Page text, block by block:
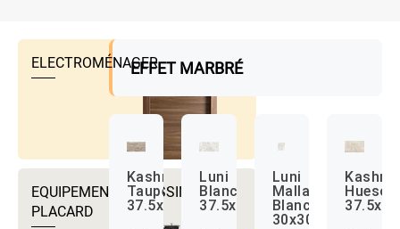
ELECTROMÉNAGER
EQUIPEMENTS DRESSING ET
PLACARD
EFFET MARBRÉ
Kashmir
Taupe
37.5x75
Luni
Blanc
37.5x75
Luni
Malla
Blanc
30x30
Hueso
37.5x75